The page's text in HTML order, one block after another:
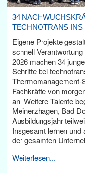
34
TECHNOTRANS INS
Eigene Projekte
schnell
2026 machen 34
Schritte bei
Thermomanagement-
Fachkräfte von
an. Weitere Talente
Meinerzhagen, Bad
Ausbildungsjahr
Insgesamt lernen und
der gesamten
Weiterlesen...